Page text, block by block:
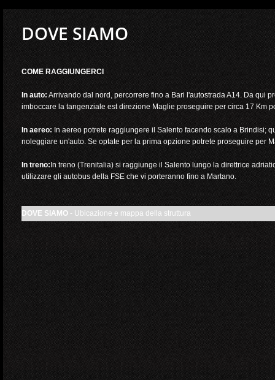
DOVE SIAMO
COME RAGGIUNGERCI
In auto:Arrivando dal nord, percorrere fino a Bari l'autostrada A14. Da qui
imboccare la tangenziale est direzione Maglie proseguire per circa 17 Km
In aereo:In aereo potrete raggiungere il Salento facendo scalo a Brindisi;
noleggiare un'auto. Se optate per la prima opzione potrete proseguire per
In treno: In treno (Trenitalia) si raggiunge il Salento lungo la direttrice
utilizzare gli autobus della FSE che vi porteranno fino a Martano.
DOVE SIAMO - Ubicazione e mappa della struttura